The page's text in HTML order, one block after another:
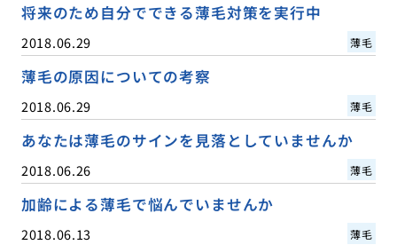
将来のため自分でできる薄毛対策を実行中
2018.06.29 薄毛
薄毛の原因についての考察
2018.06.29 薄毛
あなたは薄毛のサインを見落としていませんか
2018.06.26 薄毛
加齢による薄毛で悩んでいませんか
2018.06.13 薄毛